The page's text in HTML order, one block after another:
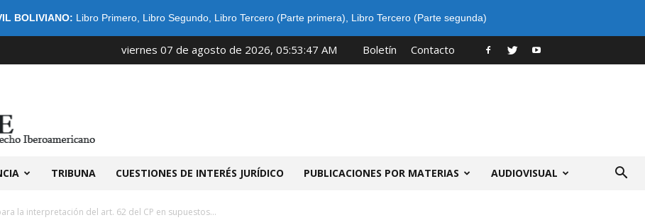
BOLIVIANO: Libro Primero, Libro Segundo, Libro Tercero (Parte primera) Libro Tercero (Parte segunda)
viernes 07 de agosto de 2026, 05:53:47 AM Boletín Contacto
TRIBUNA CUESTIONES DE INTERÉS JURÍDICO PUBLICACIONES POR MATERIAS AUDIOVISUAL
la interpretación del art. 62 del CP en supuestos...